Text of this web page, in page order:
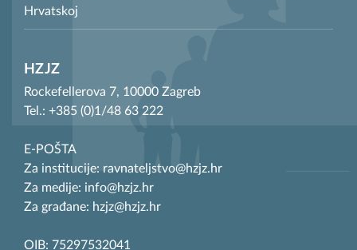
Hrvatskoj
HZJZ
Rockefellerova 7, 10000 Zagreb
Tel.: +385 (0)1/48 63 222
E-POŠTA
Za institucije: ravnateljstvo@hzjz.hr
Za medije: info@hzjz.hr
Za građane: hzjz@hzjz.hr
OIB: 75297532041